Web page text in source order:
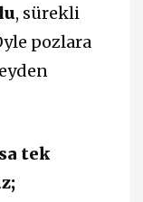
, sürekli
pozlara
tek